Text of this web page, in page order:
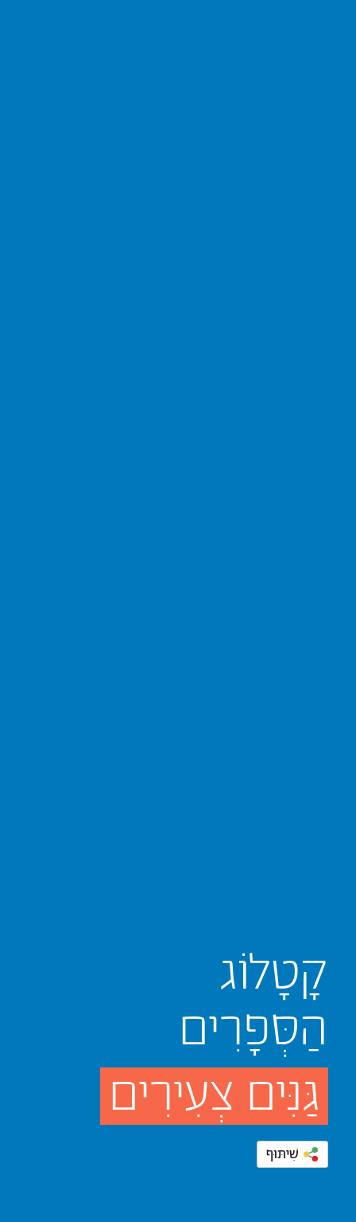
קָטָלוֹג
הַסְּפָרִים
גַּנִּים צְעִירִים
שִׁיתּוּף